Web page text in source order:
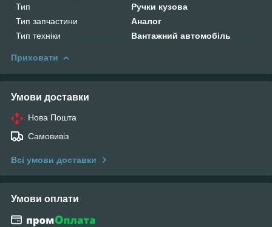
Тип
Ручки кузова
Тип запчастини
Аналог
Тип техніки
Вантажний автомобіль
Приховати
Умови доставки
Нова Пошта
Самовивіз
Всі умови доставки
Умови оплати